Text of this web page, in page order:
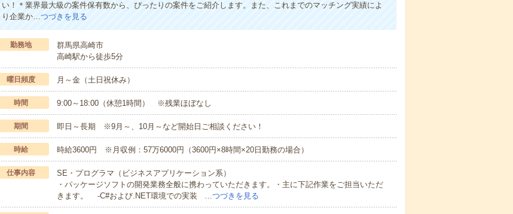
い！＊業界最大級の案件保有数から、ぴったりの案件をご紹介します。また、これまでのマッチング実績によ
り企業か…つづきを見る
勤務地
群馬県高崎市
高崎駅から徒歩5分
曜日頻度 月～金（土日祝休み）
時間 9:00～18:00（休憩1時間） ※残業ほぼなし
期間 即日～長期 ※9月～、10月～など開始日ご相談ください！
時給 時給3600円 ※月収例：57万6000円（3600円×8時間×20日勤務の場合）
仕事内容
SE・プログラマ（ビジネスアプリケーション系）
・パッケージソフトの開発業務全般に携わっていただきます。・主に下記作業をご担当いただ
きます。 -C#および.NET環境での実装 …つづきを見る